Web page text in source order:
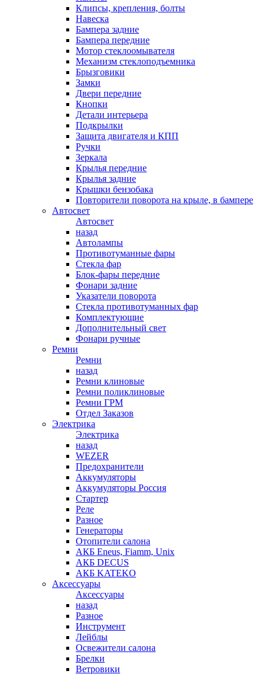
Клипсы, крепления, болты
Навеска
Бампера задние
Бампера передние
Мотор стеклоомывателя
Механизм стеклоподъемника
Брызговики
Замки
Двери передние
Кнопки
Детали интерьера
Подкрылки
Защита двигателя и КПП
Ручки
Зеркала
Крылья передние
Крылья задние
Крышки бензобака
Повторители поворота на крыле, в бампере
Автосвет
Автосвет
назад
Автолампы
Противотуманные фары
Стекла фар
Блок-фары передние
Фонари задние
Указатели поворота
Стекла противотуманных фар
Комплектующие
Дополнительный свет
Фонари ручные
Ремни
Ремни
назад
Ремни клиновые
Ремни поликлиновые
Ремни ГРМ
Отдел Заказов
Электрика
Электрика
назад
WEZER
Предохранители
Аккумуляторы
Аккумуляторы Россия
Стартер
Реле
Разное
Генераторы
Отопители салона
АКБ Eneus, Fiamm, Unix
АКБ DECUS
АКБ KATEKO
Аксессуары
Аксессуары
назад
Разное
Инструмент
Лейблы
Освежители салона
Брелки
Ветровики